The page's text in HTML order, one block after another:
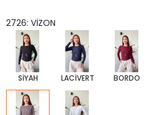
2726: VİZON
SİYAH LACİVERT BORDO